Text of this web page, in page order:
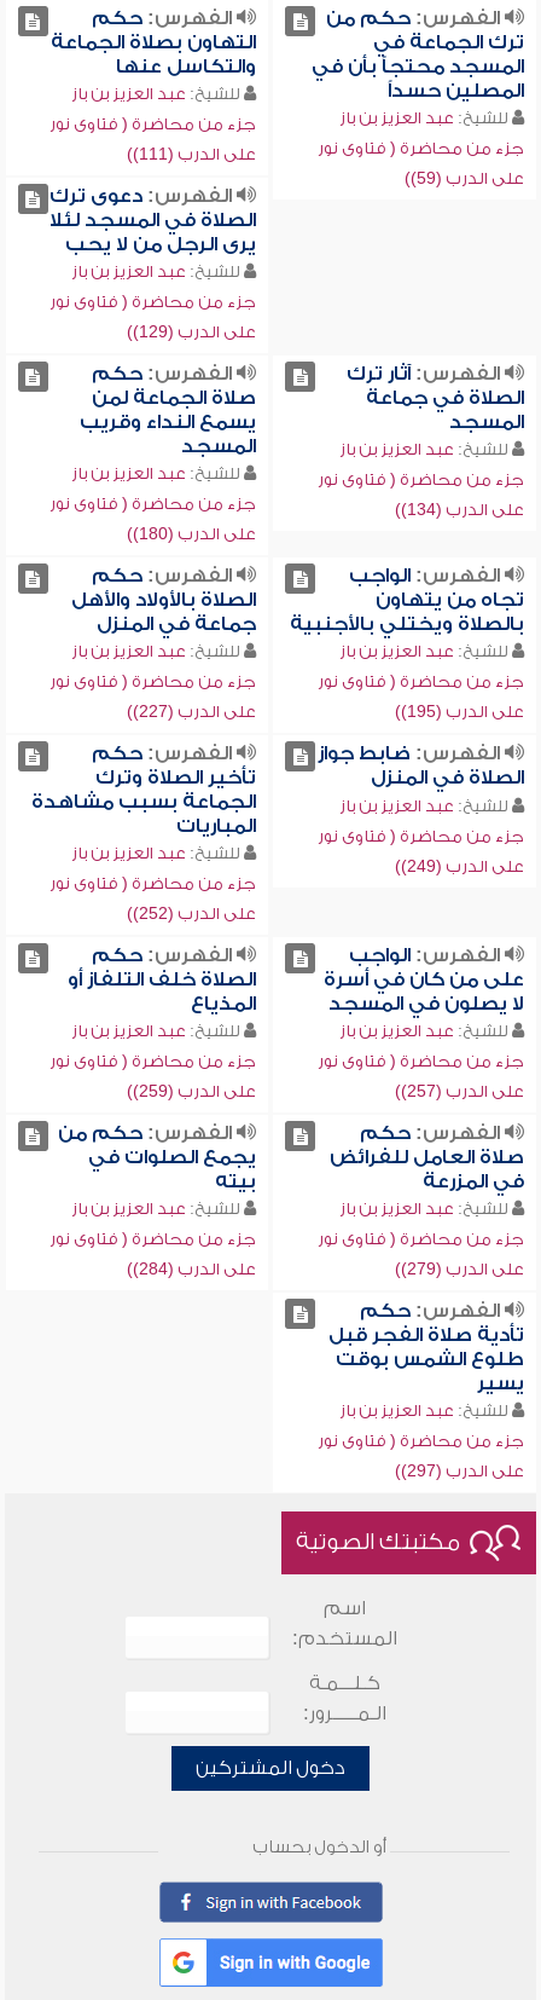
الفهرس:حكم من
ترك الجماعة في
المسجد محتجاً بأن في
المصلين حسداً
للشيخ: عبد العزيز بن باز
جزء من محاضرة ( فتاوى نور
على الدرب (59))
الفهرس:حكم
التهاون بصلاة الجماعة
والتكاسل عنها
للشيخ: عبد العزيز بن باز
جزء من محاضرة ( فتاوى نور
على الدرب (111))
الفهرس:دعوى ترك
الصلاة في المسجد لئلا
يرى الرجل من لا يحب
للشيخ: عبد العزيز بن باز
جزء من محاضرة ( فتاوى نور
على الدرب (129))
الفهرس:آثار ترك
الصلاة في جماعة
المسجد
للشيخ: عبد العزيز بن باز
جزء من محاضرة ( فتاوى نور
على الدرب (134))
الفهرس:حكم
صلاة الجماعة لمن
يسمع النداء وقريب
المسجد
للشيخ: عبد العزيز بن باز
جزء من محاضرة ( فتاوى نور
على الدرب (180))
الفهرس:الواجب
تجاه من يتهاون
بالصلاة ويختلي بالأجنبية
للشيخ: عبد العزيز بن باز
جزء من محاضرة ( فتاوى نور
على الدرب (195))
الفهرس:حكم
الصلاة بالأولاد والأهل
جماعة في المنزل
للشيخ: عبد العزيز بن باز
جزء من محاضرة ( فتاوى نور
على الدرب (227))
الفهرس: ضابط جواز
الصلاة في المنزل
للشيخ: عبد العزيز بن باز
جزء من محاضرة ( فتاوى نور
على الدرب (249))
الفهرس:حكم
تأخير الصلاة وترك
الجماعة بسبب مشاهدة
المباريات
للشيخ: عبد العزيز بن باز
جزء من محاضرة ( فتاوى نور
على الدرب (252))
الفهرس:الواجب
على من كان في أسرة
لا يصلون في المسجد
للشيخ: عبد العزيز بن باز
جزء من محاضرة ( فتاوى نور
على الدرب (257))
الفهرس:حكم
الصلاة خلف التلفاز أو
المذياع
للشيخ: عبد العزيز بن باز
جزء من محاضرة ( فتاوى نور
على الدرب (259))
الفهرس:حكم
صلاة العامل للفرائض
في المزرعة
للشيخ: عبد العزيز بن باز
جزء من محاضرة ( فتاوى نور
على الدرب (279))
الفهرس:حكم من
يجمع الصلوات في
بيته
للشيخ: عبد العزيز بن باز
جزء من محاضرة ( فتاوى نور
على الدرب (284))
الفهرس:حكم
تأدية صلاة الفجر قبل
طلوع الشمس بوقت
يسير
للشيخ: عبد العزيز بن باز
جزء من محاضرة ( فتاوى نور
على الدرب (297))
مكتبتك الصوتية
اسم
المستخدم:
كـلـــمـة
الـمـــــرور:
دخول المشتركين
أو الدخول بحساب